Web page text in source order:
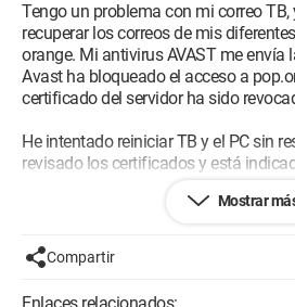
Tengo un problema con mi correo
recuperar los correos de mis
orange. Mi antivirus AVAST me
Avast ha bloqueado el acceso a
certificado del servidor ha sido
He intentado reiniciar TB y el PC sin
revisado los certificados y está
¿Alguien puede ayudarme?
Para información, estoy en W10
Gracias de antemano.....
Mostrar
Compartir